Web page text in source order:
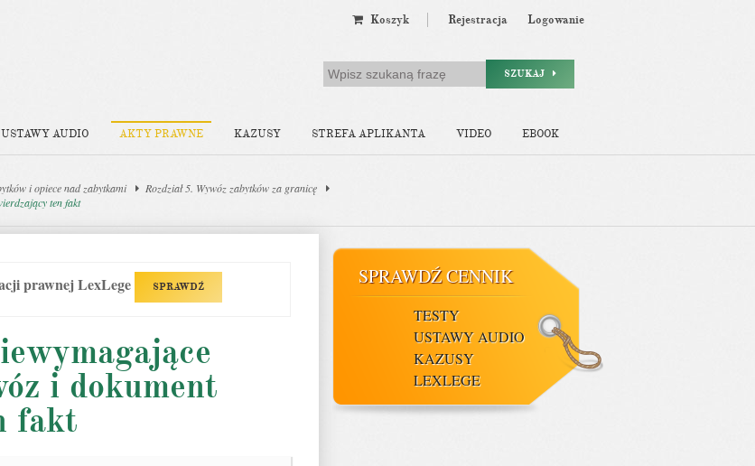
Koszyk Rejestracja Logowanie
SZUKAJ
USTAWY AUDIO AKTY PRAWNE KAZUSY STREFA APLIKANTA VIDEO EBOOK
i opiece nad zabytkami
Rozdział 5. Wywóz zabytków za granicę
ten fakt
prawnej LexLege SPRAWDŹ
i dokument
fakt
SPRAWDŹ CENNIK
TESTY
USTAWY AUDIO
KAZUSY
LEXLEGE